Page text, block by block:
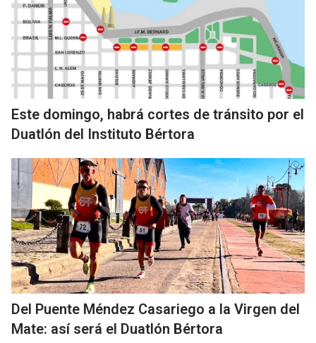
Este domingo, habrá cortes de tránsito por el
Duatlón del Instituto Bértora
Del Puente Méndez Casariego a la Virgen del
Mate: así será el Duatlón Bértora